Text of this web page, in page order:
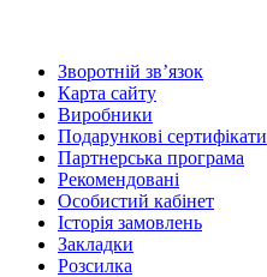
Зворотній зв’язок
Карта сайту
Виробники
Подарункові сертифікати
Партнерська програма
Рекомендовані
Особистий кабінет
Історія замовлень
Закладки
Розсилка